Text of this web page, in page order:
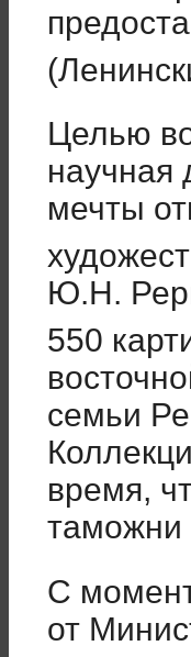
Целью
научная
мечты
Ю.Н.
550
семьи
время,
таможни
С
от